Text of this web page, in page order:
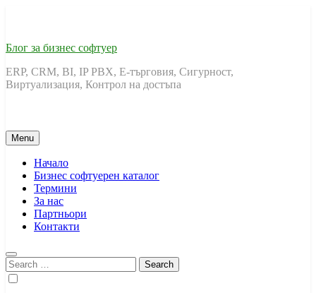
Блог за бизнес софтуер
ERP, CRM, BI, IP PBX, Е-търговия, Сигурност,
Виртуализация, Контрол на достъпа
Menu
Начало
Бизнес софтуерен каталог
Термини
За нас
Партньори
Контакти
Search
for: